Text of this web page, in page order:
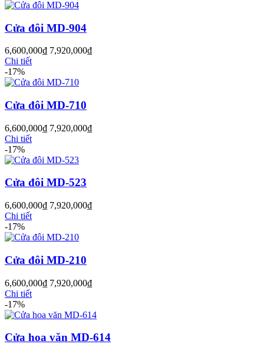
Cửa đôi MD-904
6,600,000₫ 7,920,000₫
Chi tiết
-17%
Cửa đôi MD-710
6,600,000₫ 7,920,000₫
Chi tiết
-17%
Cửa đôi MD-523
6,600,000₫ 7,920,000₫
Chi tiết
-17%
Cửa đôi MD-210
6,600,000₫ 7,920,000₫
Chi tiết
-17%
Cửa hoa văn MD-614